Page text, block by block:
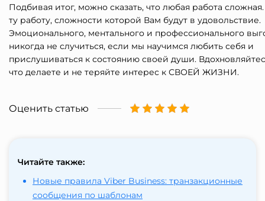
Подбивая итог, можно сказать, что любая работа
ту работу, сложности которой Вам будут в удовольствие.
Эмоционального, ментального и профессионального
никогда не случиться, если мы научимся любить себя и
прислушиваться к состоянию своей души.
что делаете и не теряйте интерес к СВОЕЙ ЖИЗНИ.
Оценить статью
Читайте также:
Новые правила Viber Business: транзакционные
сообщения по шаблонам